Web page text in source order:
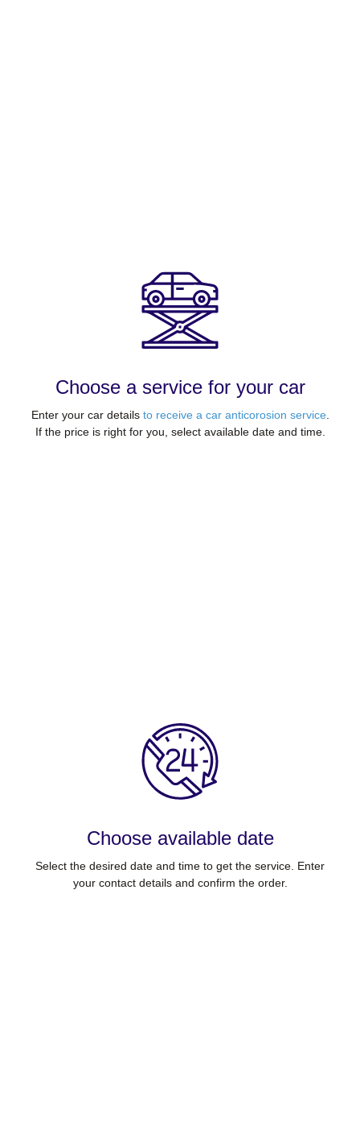
Choose a service for your car
Enter your car details to receive a car anticorosion service.
If the price is right for you, select available date and time.
Choose available date
Select the desired date and time to get the service. Enter
your contact details and confirm the order.